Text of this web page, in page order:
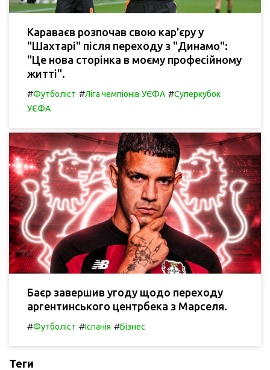
Караваєв розпочав свою кар'єру у
"Шахтарі" після переходу з "Динамо":
"Це нова сторінка в моєму професійному
житті".
#Футболіст #Ліга чемпіонів УЄФА #Суперкубок
УЄФА
Баєр завершив угоду щодо переходу
аргентинського центрбека з Марселя.
#Футболіст #Іспанія #Бізнес
Теги